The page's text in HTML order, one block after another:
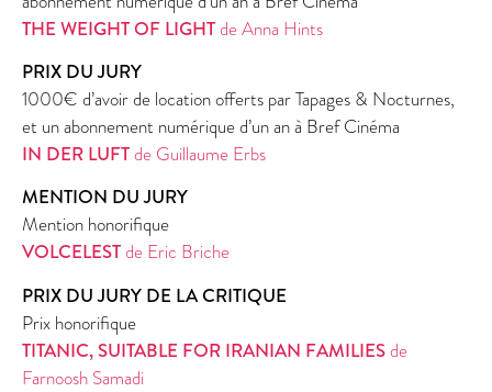
THE WEIGHT OF LIGHTde Anna Hints
PRIX DU JURY
1000€ d’avoir de location offerts par Tapages & Nocturnes,
et un abonnement numérique d’un an à Bref Cinéma
IN DER LUFTde Guillaume Erbs
MENTION DU JURY
Mention honorifique
VOLCELESTde Eric Briche
PRIX DU JURY DE LA CRITIQUE
Prix honorifique
TITANIC, SUITABLE FOR IRANIAN FAMILIESde
Farnoosh Samadi